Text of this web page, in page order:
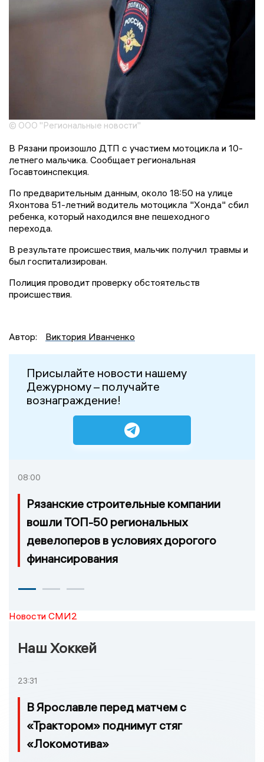
© ООО "Региональные новости"
В Рязани произошло ДТП с участием мотоцикла и 10-
летнего мальчика. Сообщает региональная
Госавтоинспекция.
По предварительным данным, около 18:50 на улице
Яхонтова 51-летний водитель мотоцикла "Хонда" сбил
ребенка, который находился вне пешеходного
перехода.
В результате происшествия, мальчик получил травмы и
был госпитализирован.
Полиция проводит проверку обстоятельств
происшествия.
Автор: Виктория Иванченко
Присылайте новости нашему
Дежурному – получайте
вознаграждение!
08:00
Рязанские строительные компании
вошли ТОП-50 региональных
девелоперов в условиях дорогого
финансирования
Новости СМИ2
Наш Хоккей
23:31
В Ярославле перед матчем с
«Трактором» поднимут стяг
«Локомотива»